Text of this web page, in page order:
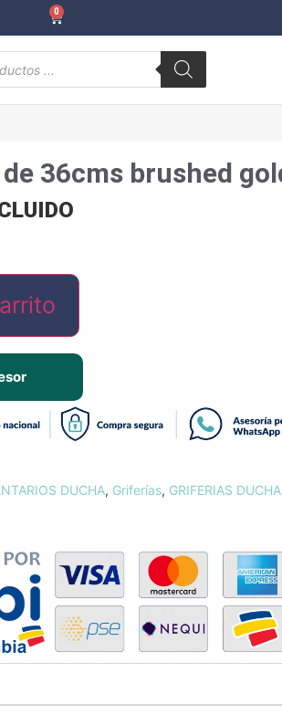
0
36cms brushed
DUCHA, Griferías, GRIFERIAS DUCHA